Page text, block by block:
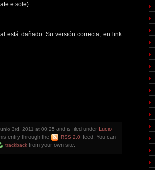
e sole)
está dañado. Su versión correcta, en link
3rd, 2011 at 00:25 and is filed under Lucio
entry through the RSS 2.0 feed. You can
trackbackfrom your own site.